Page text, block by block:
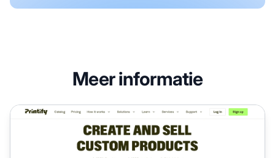
Meer informatie
Printify Affiliate Programma